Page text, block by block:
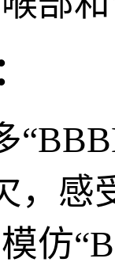
，感
仿